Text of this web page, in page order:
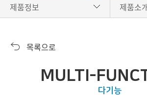
제품정보
제품정보
제품소
제품 동
목록으로
MULTI-
다기능